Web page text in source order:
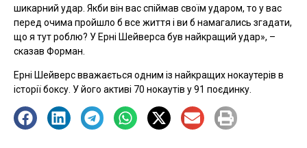
шикарний удар. Якби він вас спіймав своїм ударом, то у вас
перед очима пройшло б все життя і ви б намагались згадати,
що я тут роблю? У Ерні Шейверса був найкращий удар», –
сказав Форман.
Ерні Шейверс вважається одним із найкращих нокаутерів в
історії боксу. У його активі 70 нокаутів у 91 поєдинку.